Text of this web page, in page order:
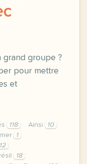
grand groupe ?
pour mettre
et
118 Ainsi
10
1
12
18